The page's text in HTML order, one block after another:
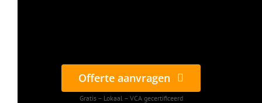
Offerte aanvragen
Gratis – Lokaal – VCA gecertificeerd